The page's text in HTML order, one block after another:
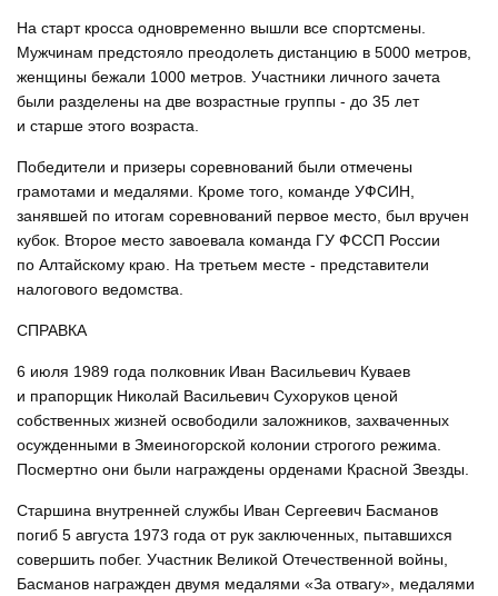
На старт кросса одновременно вышли все спортсмены.
Мужчинам предстояло преодолеть дистанцию в 5000 метров,
женщины бежали 1000 метров. Участники личного зачета
были разделены на две возрастные группы - до 35 лет
и старше этого возраста.
Победители и призеры соревнований были отмечены
грамотами и медалями. Кроме того, команде УФСИН,
занявшей по итогам соревнований первое место, был вручен
кубок. Второе место завоевала команда ГУ ФССП России
по Алтайскому краю. На третьем месте - представители
налогового ведомства.
СПРАВКА
6 июля 1989 года полковник Иван Васильевич Куваев
и прапорщик Николай Васильевич Сухоруков ценой
собственных жизней освободили заложников, захваченных
осужденными в Змеиногорской колонии строгого режима.
Посмертно они были награждены орденами Красной Звезды.
Старшина внутренней службы Иван Сергеевич Басманов
погиб 5 августа 1973 года от рук заключенных, пытавшихся
совершить побег. Участник Великой Отечественной войны,
Басманов награжден двумя медалями «За отвагу», медалями